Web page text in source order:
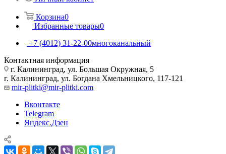
Корзина0
Избранные товары0
+7 (4012) 31-22-00многоканальный
Контактная информация
г. Калининград, ул. Большая Окружная, 5
г. Калининград, ул. Богдана Хмельницкого, 117-121
mir-plitki@mir-plitki.com
Вконтакте
Telegram
Яндекс.Дзен